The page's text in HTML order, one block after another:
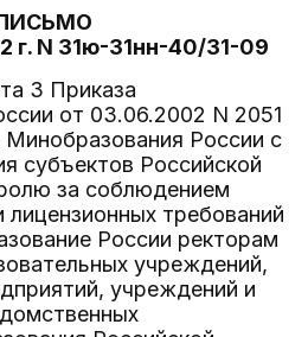
г. N 31ю-31нн-40/31-09
3 Приказа
от 03.06.2002 N 2051
России с
субъектов Российской
за соблюдением
лицензионных требований
России ректорам
учреждений,
учреждений и